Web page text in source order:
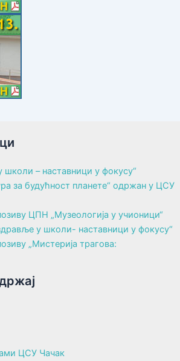
– наставници у фокусу“
за будућност планете“ одржан у ЦСУ
ЦПН „Музеологија у учионици“
у школи- наставници у фокусу“
„Мистерија трагова:
ЦСУ Чачак